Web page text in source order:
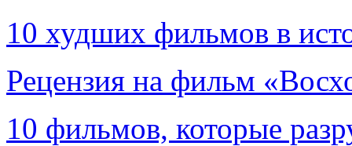
10 худших фильмов в
Рецензия на фильм
10 фильмов, которые